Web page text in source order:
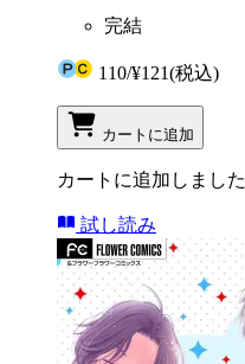
完結
110/¥121(税込)
カートに追加
カートに追加しました
試し読み